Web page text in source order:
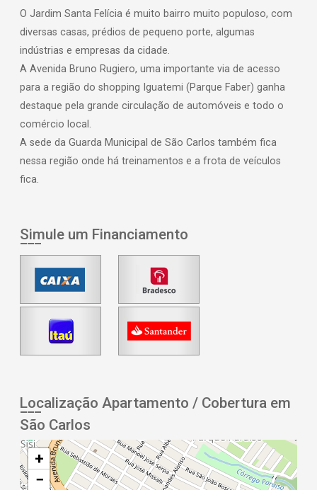
O Jardim Santa Felícia é muito bairro muito populoso, com
diversas casas, prédios de pequeno porte, algumas
indústrias e empresas da cidade.
A Avenida Bruno Rugiero, uma importante via de acesso
para a região do shopping Iguatemi (Parque Faber) ganha
destaque pela grande circulação de automóveis e todo o
comércio local.
A sede da Guarda Municipal de São Carlos também fica
nessa região onde há treinamentos e a frota de veículos
fica.
Simule um Financiamento
Localização Apartamento / Cobertura em
São Carlos
+
−